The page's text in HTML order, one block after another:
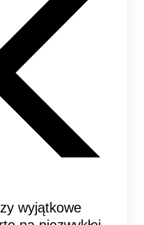
wyjątkowe